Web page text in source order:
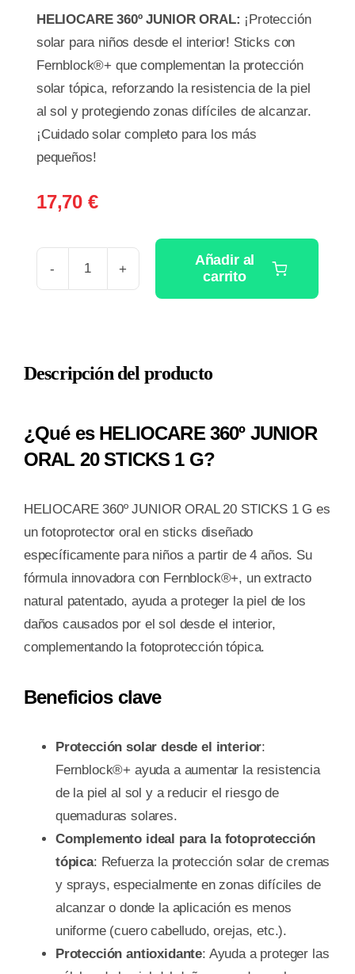
HELIOCARE 360º JUNIOR ORAL: ¡Protección
solar para niños desde el interior! Sticks con
Fernblock®+ que complementan la protección
solar tópica, reforzando la resistencia de la piel
al sol y protegiendo zonas difíciles de alcanzar.
¡Cuidado solar completo para los más
pequeños!
17,70 €
20
G
cantidad
Añadir al
carrito
Descripción del producto
¿Qué es HELIOCARE 360º JUNIOR
ORAL 20 STICKS 1 G?
HELIOCARE 360º JUNIOR ORAL 20 STICKS 1 G es
un fotoprotector oral en sticks diseñado
específicamente para niños a partir de 4 años. Su
fórmula innovadora con Fernblock®+, un extracto
natural patentado, ayuda a proteger la piel de los
daños causados por el sol desde el interior,
complementando la fotoprotección tópica.
Beneficios clave
Protección solar desde el interior:
Fernblock®+ ayuda a aumentar la resistencia
de la piel al sol y a reducir el riesgo de
quemaduras solares.
Complemento ideal para la fotoprotección
tópica: Refuerza la protección solar de cremas
y sprays, especialmente en zonas difíciles de
alcanzar o donde la aplicación es menos
uniforme (cuero cabelludo, orejas, etc.).
Protección antioxidante: Ayuda a proteger las